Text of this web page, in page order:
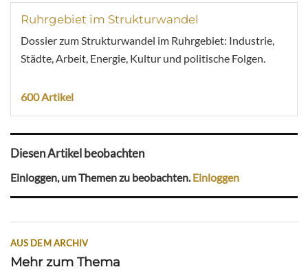
Ruhrgebiet im Strukturwandel
Dossier zum Strukturwandel im Ruhrgebiet: Industrie,
Städte, Arbeit, Energie, Kultur und politische Folgen.
600 Artikel
Diesen Artikel beobachten
Einloggen, um Themen zu beobachten.Einloggen
AUS DEM ARCHIV
Mehr zum Thema